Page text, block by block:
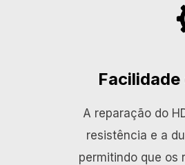
Facilidade
A reparação do
resistência e a
permitindo que os